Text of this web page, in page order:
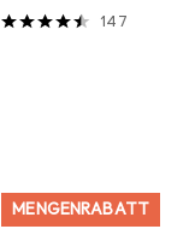
147
MENGENRABATT